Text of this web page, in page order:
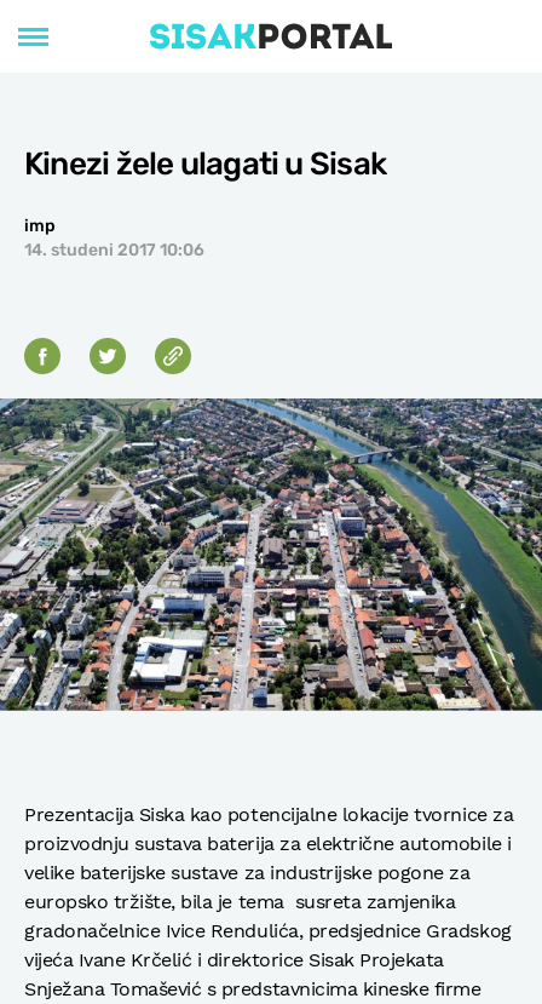
Kinezi žele ulagati u Sisak
imp
14. studeni 2017 10:06
Prezentacija Siska kao potencijalne lokacije tvornice za
proizvodnju sustava baterija za električne automobile i
velike baterijske sustave za industrijske pogone za
europsko tržište, bila je tema susreta zamjenika
gradonačelnice Ivice Rendulića, predsjednice Gradskog
vijeća Ivane Krčelić i direktorice Sisak Projekata
Snježana Tomašević s predstavnicima kineske firme